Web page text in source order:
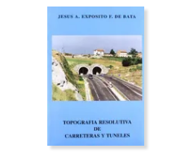
dcto. $ 19.24